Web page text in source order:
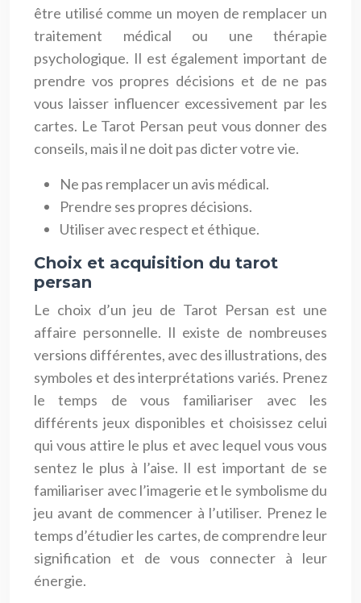
être utilisé comme un moyen de remplacer un
traitement médical ou une thérapie
psychologique. Il est également important de
prendre vos propres décisions et de ne pas
vous laisser influencer excessivement par les
cartes. Le Tarot Persan peut vous donner des
conseils, mais il ne doit pas dicter votre vie.
Ne pas remplacer un avis médical.
Prendre ses propres décisions.
Utiliser avec respect et éthique.
Choix et acquisition du tarot
persan
Le choix d’un jeu de Tarot Persan est une
affaire personnelle. Il existe de nombreuses
versions différentes, avec des illustrations, des
symboles et des interprétations variés. Prenez
le temps de vous familiariser avec les
différents jeux disponibles et choisissez celui
qui vous attire le plus et avec lequel vous vous
sentez le plus à l’aise. Il est important de se
familiariser avec l’imagerie et le symbolisme du
jeu avant de commencer à l’utiliser. Prenez le
temps d’étudier les cartes, de comprendre leur
signification et de vous connecter à leur
énergie.